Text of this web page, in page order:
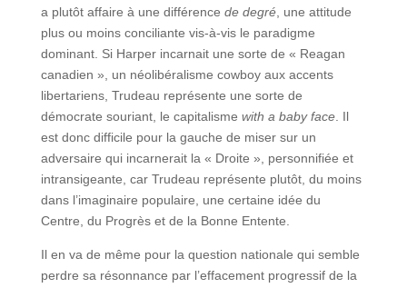
a plutôt affaire à une différence de degré, une attitude
plus ou moins conciliante vis-à-vis le paradigme
dominant. Si Harper incarnait une sorte de « Reagan
canadien », un néolibéralisme cowboy aux accents
libertariens, Trudeau représente une sorte de
démocrate souriant, le capitalisme with a baby face. Il
est donc difficile pour la gauche de miser sur un
adversaire qui incarnerait la « Droite », personnifiée et
intransigeante, car Trudeau représente plutôt, du moins
dans l’imaginaire populaire, une certaine idée du
Centre, du Progrès et de la Bonne Entente.
Il en va de même pour la question nationale qui semble
perdre sa résonnance par l’effacement progressif de la